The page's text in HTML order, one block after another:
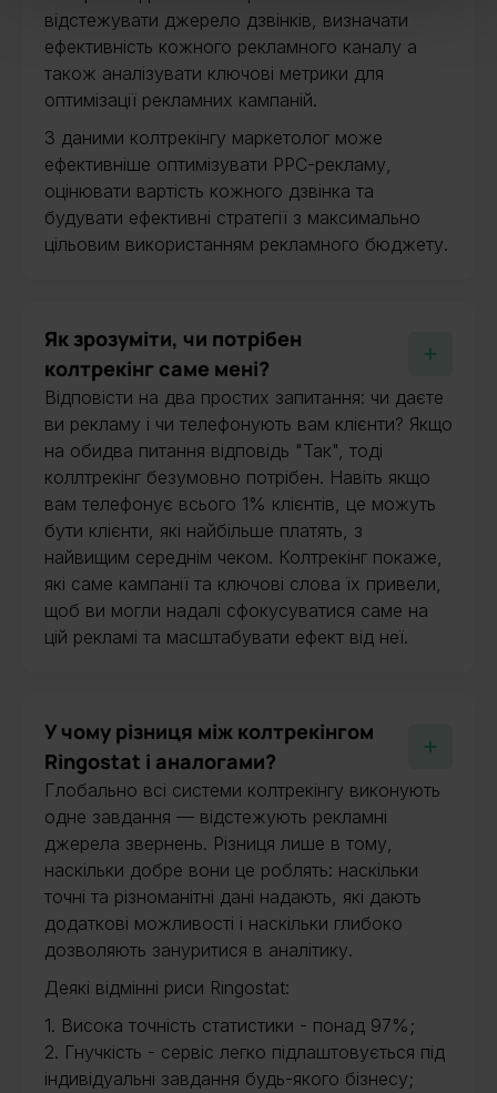
відстежувати джерело дзвінків, визначати
ефективність кожного рекламного каналу а
також аналізувати ключові метрики для
оптимізації рекламних кампаній.
З даними колтрекінгу маркетолог може
ефективніше оптимізувати PPC-рекламу,
оцінювати вартість кожного дзвінка та
будувати ефективні стратегії з максимально
цільовим використанням рекламного бюджету.
Як зрозуміти, чи потрібен
колтрекінг саме мені?
Відповісти на два простих запитання: чи даєте
ви рекламу і чи телефонують вам клієнти? Якщо
на обидва питання відповідь "Так", тоді
коллтрекінг безумовно потрібен. Навіть якщо
вам телефонує всього 1% клієнтів, це можуть
бути клієнти, які найбільше платять, з
найвищим середнім чеком. Колтрекінг покаже,
які саме кампанії та ключові слова їх привели,
щоб ви могли надалі сфокусуватися саме на
цій рекламі та масштабувати ефект від неї.
У чому різниця між колтрекінгом
Ringostat і аналогами?
Глобально всі системи колтрекінгу виконують
одне завдання — відстежують рекламні
джерела звернень. Різниця лише в тому,
наскільки добре вони це роблять: наскільки
точні та різноманітні дані надають, які дають
додаткові можливості і наскільки глибоко
дозволяють зануритися в аналітику.
Деякі відмінні риси Ringostat:
1. Висока точність статистики - понад 97%;
2. Гнучкість - сервіс легко підлаштовується під
індивідуальні завдання будь-якого бізнесу;